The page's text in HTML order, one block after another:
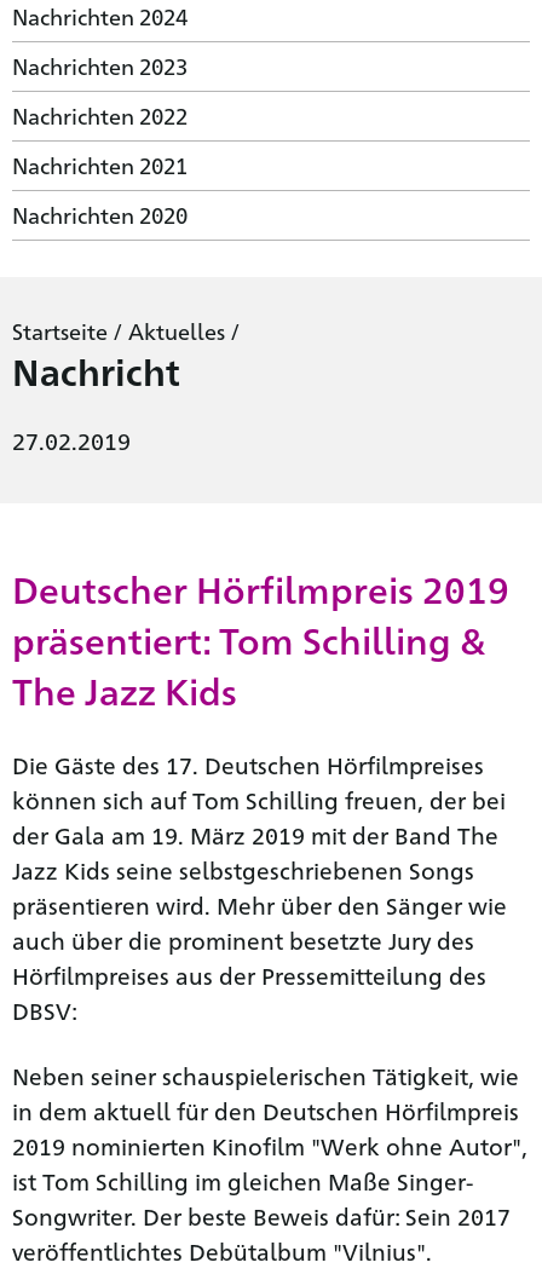
Nachrichten 2024
Nachrichten 2023
Nachrichten 2022
Nachrichten 2021
Nachrichten 2020
Startseite / Aktuelles /
Nachricht
27.02.2019
Deutscher Hörfilmpreis 2019
präsentiert: Tom Schilling &
The Jazz Kids
Die Gäste des 17. Deutschen Hörfilmpreises
können sich auf Tom Schilling freuen, der bei
der Gala am 19. März 2019 mit der Band The
Jazz Kids seine selbstgeschriebenen Songs
präsentieren wird. Mehr über den Sänger wie
auch über die prominent besetzte Jury des
Hörfilmpreises aus der Pressemitteilung des
DBSV:
Neben seiner schauspielerischen Tätigkeit, wie
in dem aktuell für den Deutschen Hörfilmpreis
2019 nominierten Kinofilm "Werk ohne Autor",
ist Tom Schilling im gleichen Maße Singer-
Songwriter. Der beste Beweis dafür: Sein 2017
veröffentlichtes Debütalbum "Vilnius".